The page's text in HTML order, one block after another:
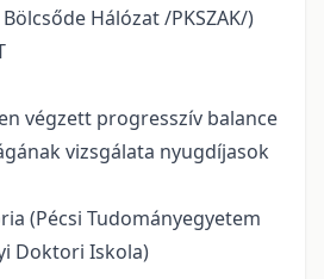
Hálózat /PKSZAK/)
végzett progresszív balance
vizsgálata nyugdíjasok
(Pécsi Tudományegyetem
Doktori Iskola)